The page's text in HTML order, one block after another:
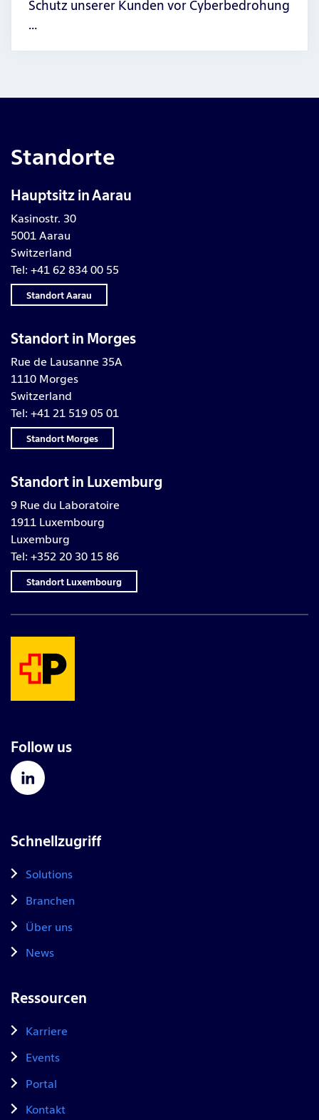
Schutz unserer Kunden vor Cyberbedrohung
…
Standorte
Hauptsitz in Aarau
Kasinostr. 30
5001 Aarau
Switzerland
Tel: +41 62 834 00 55
Standort Aarau
Standort in Morges
Rue de Lausanne 35A
1110 Morges
Switzerland
Tel: +41 21 519 05 01
Standort Morges
Standort in Luxemburg
9 Rue du Laboratoire
1911 Luxembourg
Luxemburg
Tel: +352 20 30 15 86
Standort Luxembourg
Follow us
Schnellzugriff
Solutions
Branchen
Über uns
News
Ressourcen
Karriere
Events
Portal
Kontakt